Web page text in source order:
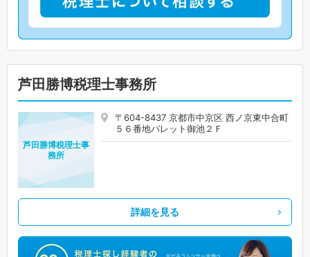
芦田勝博税理士事務所
〒604-8437 京都市中京区 西ノ京東中合町
５６番地パレット御池２Ｆ
芦田勝博税理士事
務所
詳細を見る